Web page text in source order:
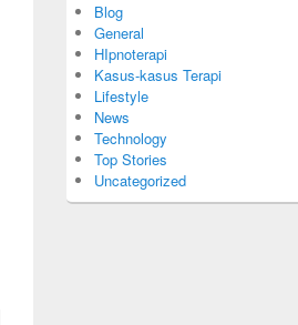
Blog
General
HIpnoterapi
Kasus-kasus Terapi
Lifestyle
News
Technology
Top Stories
Uncategorized